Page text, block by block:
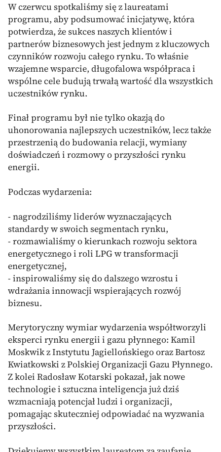
W czerwcu spotkaliśmy się z laureatami
programu, aby podsumować inicjatywę, która
potwierdza, że sukces naszych klientów i
partnerów biznesowych jest jednym z kluczowych
czynników rozwoju całego rynku. To właśnie
wzajemne wsparcie, długofalowa współpraca i
wspólne cele budują trwałą wartość dla wszystkich
uczestników rynku.
Finał programu był nie tylko okazją do
uhonorowania najlepszych uczestników, lecz także
przestrzenią do budowania relacji, wymiany
doświadczeń i rozmowy o przyszłości rynku
energii.
Podczas wydarzenia:
- nagrodziliśmy liderów wyznaczających
standardy w swoich segmentach rynku,
- rozmawialiśmy o kierunkach rozwoju sektora
energetycznego i roli LPG w transformacji
energetycznej,
- inspirowaliśmy się do dalszego wzrostu i
wdrażania innowacji wspierających rozwój
biznesu.
Merytoryczny wymiar wydarzenia współtworzyli
eksperci rynku energii i gazu płynnego: Kamil
Moskwik z Instytutu Jagiellońskiego oraz Bartosz
Kwiatkowski z Polskiej Organizacji Gazu Płynnego.
Z kolei Radosław Kotarski pokazał, jak nowe
technologie i sztuczna inteligencja już dziś
wzmacniają potencjał ludzi i organizacji,
pomagając skuteczniej odpowiadać na wyzwania
przyszłości.